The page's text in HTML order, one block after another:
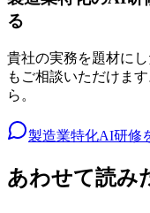
る
貴社の実務を題材に
もご相談いただけま
ら。
製造業特化AI研修
あわせて読み